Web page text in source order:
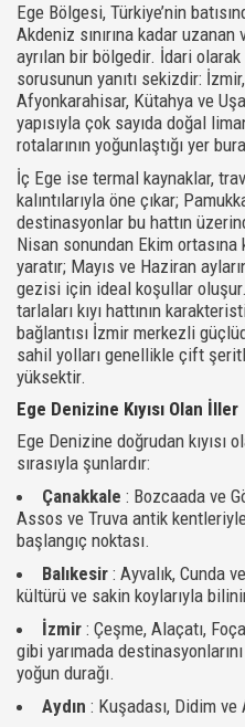
Ege Bölgesi, Türkiye’nin
Akdeniz sınırına kadar
ayrılan bir bölgedir. İdari
sorusunun yanıtı sekizdir:
Afyonkarahisar, Kütahya ve
yapısıyla çok sayıda doğal
rotalarının yoğunlaştığı yer
İç Ege ise termal kaynaklar,
kalıntılarıyla öne çıkar;
destinasyonlar bu hattın
Nisan sonundan Ekim
yaratır; Mayıs ve Haziran
gezisi için ideal koşullar
tarlaları kıyı hattının
bağlantısı İzmir merkezli
sahil yolları genellikle çift
yüksektir.
Ege Denizine Kıyısı Olan İller
Ege Denizine doğrudan kıyısı
sırasıyla şunlardır:
Çanakkale : Bozcaada ve
Assos ve Truva antik
başlangıç noktası.
Balıkesir : Ayvalık, Cunda
kültürü ve sakin koylarıyla
İzmir : Çeşme, Alaçatı,
gibi yarımada
yoğun durağı.
Aydın : Kuşadası, Didim ve